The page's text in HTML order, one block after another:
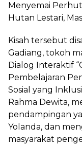
Menyemai
Hutan Lestari,
Kisah tersebut
Gadiang, tokoh
Dialog Interaktif
Pembelajaran
Sosial yang
Rahma Dewita,
pendampingan
Yolanda, dan
masyarakat